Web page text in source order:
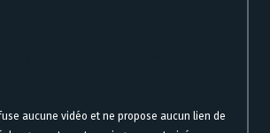
aucune vidéo et ne propose aucun lien de